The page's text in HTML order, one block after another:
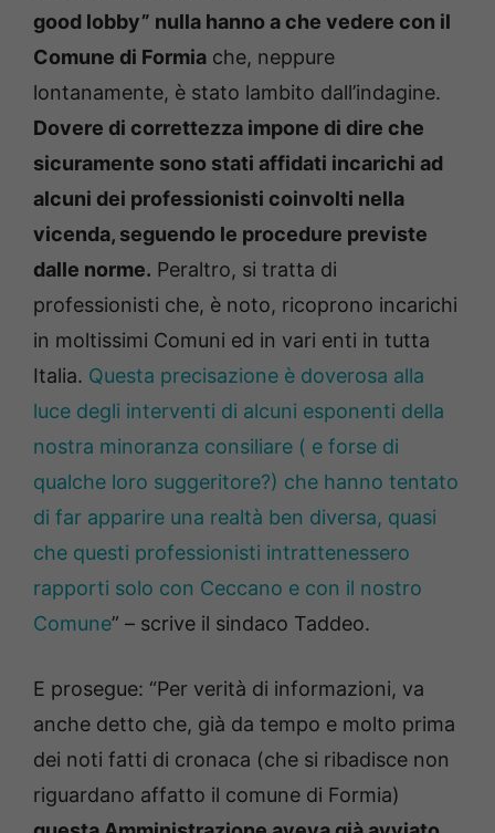
good lobby” nulla hanno a che vedere con il
Comune di Formia che, neppure
lontanamente, è stato lambito dall’indagine.
Dovere di correttezza impone di dire che
sicuramente sono stati affidati incarichi ad
alcuni dei professionisti coinvolti nella
vicenda, seguendo le procedure previste
dalle norme. Peraltro, si tratta di
professionisti che, è noto, ricoprono incarichi
in moltissimi Comuni ed in vari enti in tutta
Italia. Questa precisazione è doverosa alla
luce degli interventi di alcuni esponenti della
nostra minoranza consiliare ( e forse di
qualche loro suggeritore?) che hanno tentato
di far apparire una realtà ben diversa, quasi
che questi professionisti intrattenessero
rapporti solo con Ceccano e con il nostro
Comune” – scrive il sindaco Taddeo.
E prosegue: “Per verità di informazioni, va
anche detto che, già da tempo e molto prima
dei noti fatti di cronaca (che si ribadisce non
riguardano affatto il comune di Formia)